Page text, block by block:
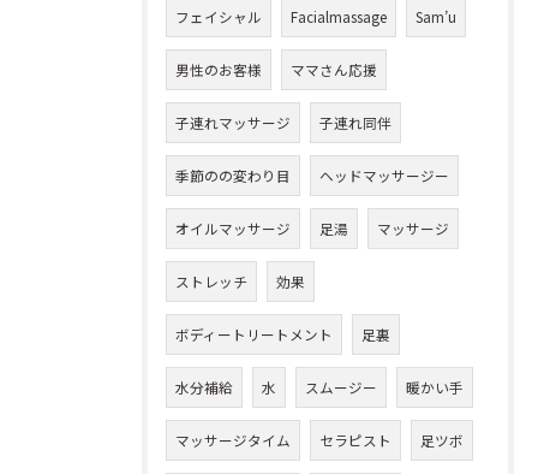
フェイシャル Facialmassage Sam’u
男性のお客様 ママさん応援
子連れマッサージ 子連れ同伴
季節のの変わり目 ヘッドマッサージー
オイルマッサージ 足湯 マッサージ
ストレッチ 効果
ボディートリートメント 足裏
水分補給 水 スムージー 暖かい手
マッサージタイム セラピスト 足ツボ